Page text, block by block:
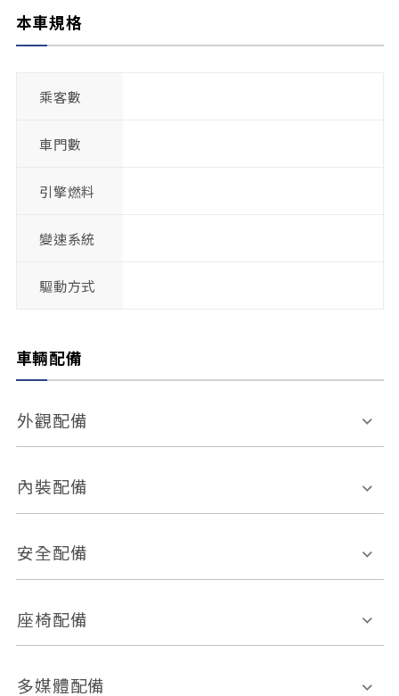
本車規格
乘客數
車門數
引擎燃料
變速系統
驅動方式
車輛配備
外觀配備
電動天窗
後視鏡方向指示燈
內裝配備
多功能方向盤
恆溫空調
安全配備
前座正面氣囊
座椅配備
多媒體配備